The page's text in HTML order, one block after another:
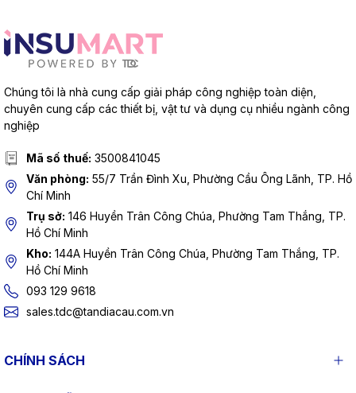
Chúng tôi là nhà cung cấp giải pháp công nghiệp toàn diện,
chuyên cung cấp các thiết bị, vật tư và dụng cụ nhiều ngành công
nghiệp
Mã số thuế: 3500841045
Văn phòng: 55/7 Trần Đình Xu, Phường Cầu Ông Lãnh, TP. Hồ
Chí Minh
Trụ sở: 146 Huyền Trân Công Chúa, Phường Tam Thắng, TP.
Hồ Chí Minh
Kho: 144A Huyền Trân Công Chúa, Phường Tam Thắng, TP.
Hồ Chí Minh
093 129 9618
sales.tdc@tandiacau.com.vn
CHÍNH SÁCH